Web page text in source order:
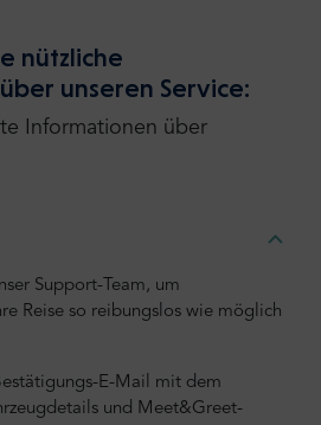
nützliche
unseren Service:
Informationen über
Support-Team, um
Reise so reibungslos wie möglich
E-Mail mit dem
und Meet&Greet-